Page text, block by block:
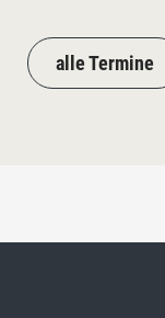
alle Termine